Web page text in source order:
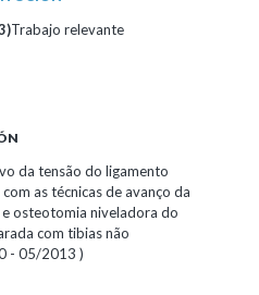
Trabajo relevante
da tensão do ligamento
as técnicas de avanço da
osteotomia niveladora do
com tibias não
- 05/2013 )